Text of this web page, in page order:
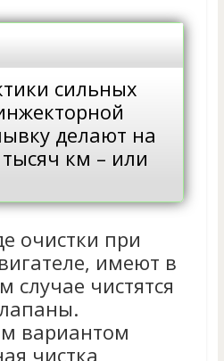
сильных
делают на
км – или
очистки при
имеют в
случае чистятся
вариантом
чистка